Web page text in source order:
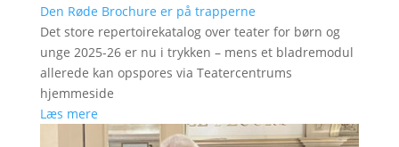
Den Røde Brochure er på trapperne
Det store repertoirekatalog over teater for børn og
unge 2025-26 er nu i trykken – mens et bladremodul
allerede kan opspores via Teatercentrums
hjemmeside
Læs mere